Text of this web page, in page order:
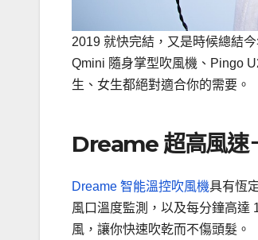
2019 就快完結，又是時候總結
Qmini 隨身掌型吹風機、Pingo
生、女生都絕對適合你的需要。
Dreame 超高風速
Dreame 智能溫控吹風機具有恆
風口溫度監測，以及每分鐘高達
風，讓你快速吹乾而不傷頭髮。